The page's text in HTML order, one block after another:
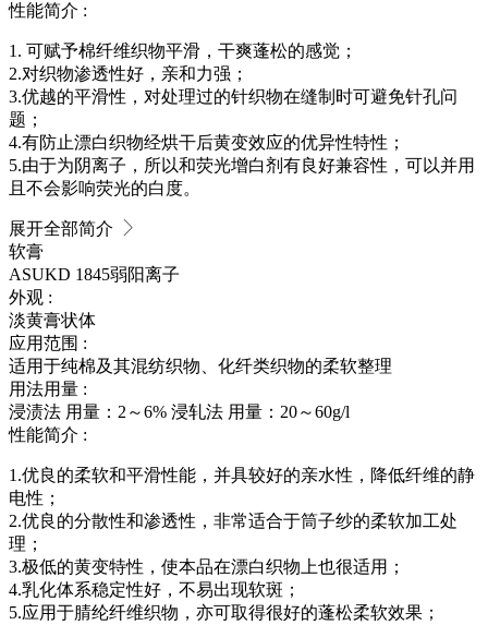
性能简介 :
1. 可赋予棉纤维织物平滑，干爽蓬松的感觉；
2.对织物渗透性好，亲和力强；
3.优越的平滑性，对处理过的针织物在缝制时可避免针孔问
题；
4.有防止漂白织物经烘干后黄变效应的优异性特性；
5.由于为阴离子，所以和荧光增白剂有良好兼容性，可以并用
且不会影响荧光的白度。
展开全部简介
软膏
ASUKD 1845弱阳离子
外观 :
淡黄膏状体
应用范围 :
适用于纯棉及其混纺织物、化纤类织物的柔软整理
用法用量 :
浸渍法 用量：2～6% 浸轧法 用量：20～60g/l
性能简介 :
1.优良的柔软和平滑性能，并具较好的亲水性，降低纤维的静
电性；
2.优良的分散性和渗透性，非常适合于筒子纱的柔软加工处
理；
3.极低的黄变特性，使本品在漂白织物上也很适用；
4.乳化体系稳定性好，不易出现软斑；
5.应用于腈纶纤维织物，亦可取得很好的蓬松柔软效果；